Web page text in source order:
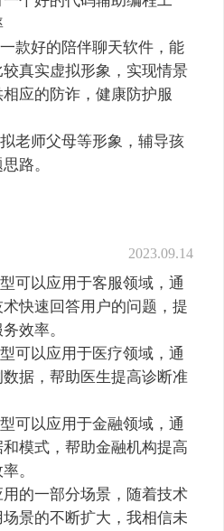
款好的陪伴聊天软件，能
真实虚拟形象，实现情景
应的防诈，健康防护服
老师父母等形象，辅导孩
路。
2023.09.14
可以应用于客服领域，通
快速回答用户的问题，提
效率。
可以应用于医疗领域，通
据，帮助医生提高诊断准
可以应用于金融领域，通
模式，帮助金融机构提高
。
的一部分场景，随着技术
景的不断扩大，我相信未